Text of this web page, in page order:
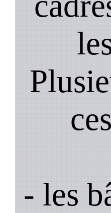
- les